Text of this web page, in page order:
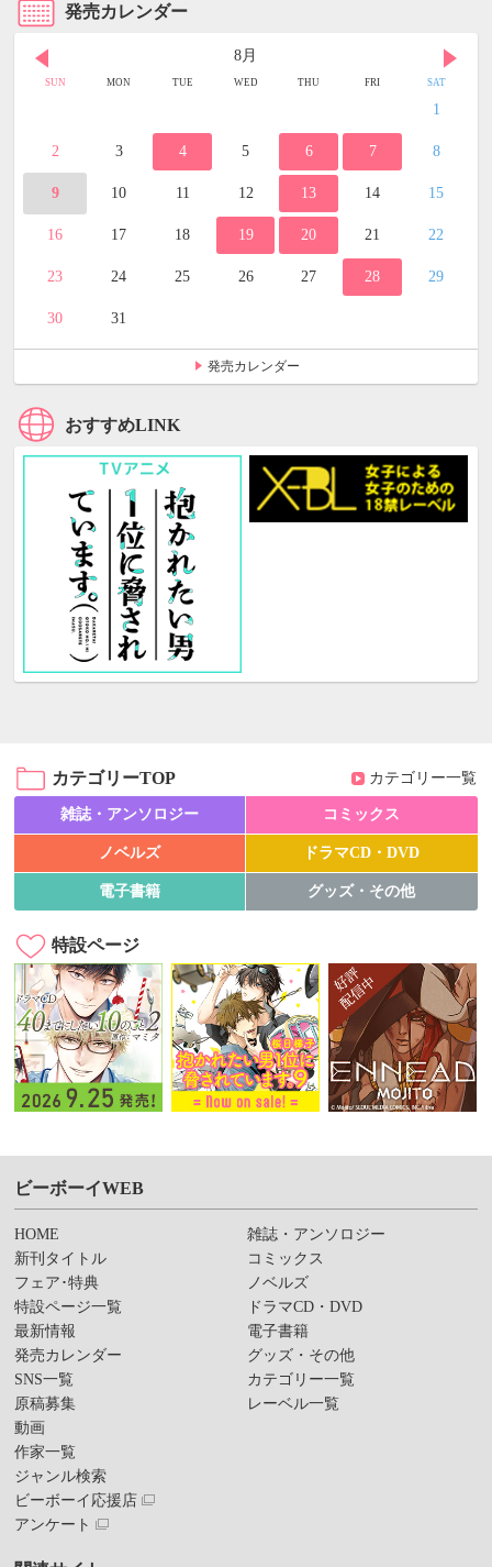
発売カレンダー
8月
SUN MON TUE WED THU FRI SAT
1
2 3 4 5 6 7 8
9 10 11 12 13 14 15
16 17 18 19 20 21 22
23 24 25 26 27 28 29
30 31
発売カレンダー
おすすめLINK
カテゴリーTOP カテゴリー一覧
雑誌・アンソロジー コミックス
ノベルズ ドラマCD・DVD
電子書籍 グッズ・その他
特設ページ
ビーボーイWEB
HOME
新刊タイトル
フェア･特典
特設ページ一覧
最新情報
発売カレンダー
SNS一覧
原稿募集
動画
作家一覧
ジャンル検索
ビーボーイ応援店
アンケート
雑誌・アンソロジー
コミックス
ノベルズ
ドラマCD・DVD
電子書籍
グッズ・その他
カテゴリー一覧
レーベル一覧